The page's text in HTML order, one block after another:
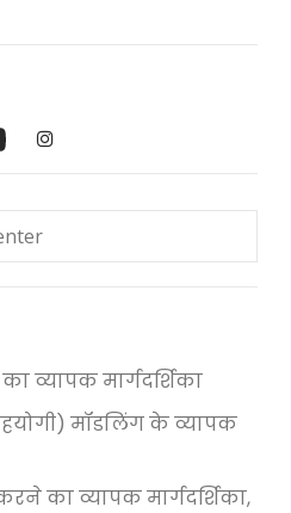
व्यापक मार्गदर्शिका
मॉडलिंग के व्यापक
का व्यापक मार्गदर्शिका,